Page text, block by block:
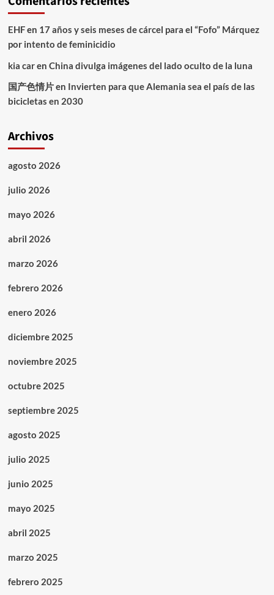
EHFen 17 años y seis meses de cárcel para el “Fofo” Márquez
por intento de feminicidio
kia caren China divulga imágenes del lado oculto de la luna
国产色情片en Invierten para que Alemania sea el país de las
bicicletas en 2030
Archivos
agosto 2026
julio 2026
mayo 2026
abril 2026
marzo 2026
febrero 2026
enero 2026
diciembre 2025
noviembre 2025
octubre 2025
septiembre 2025
agosto 2025
julio 2025
junio 2025
mayo 2025
abril 2025
marzo 2025
febrero 2025